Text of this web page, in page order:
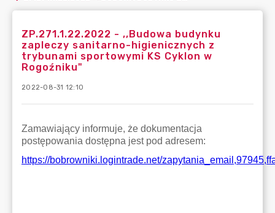
ZP.271.1.22.2022 - ,,Budowa budynku
zapleczy sanitarno-higienicznych z
trybunami sportowymi KS Cyklon w
Rogoźniku"
2022-08-31 12:10